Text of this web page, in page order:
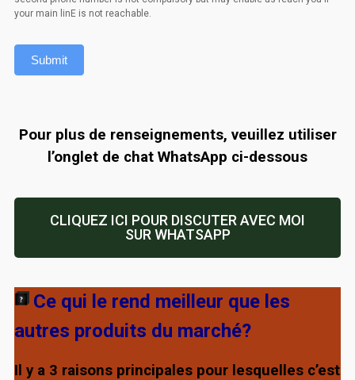
your main linE is not reachable.
Submit
Pour plus de renseignements, veuillez utiliser
l’onglet de chat WhatsApp ci-dessous
CLIQUEZ ICI POUR DISCUTER AVEC MOI
SUR WHATSAPP
Ce qui le rend meilleur que les
autres produits du marché?
Il y a 3 raisons principales pour lesquelles c’est